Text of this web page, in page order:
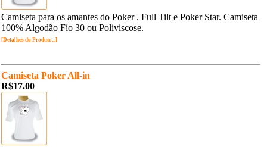
Camiseta para os amantes do Poker . Full Tilt e Poker Star. Camiseta
100% Algodão Fio 30 ou Poliviscose.
[Detalhes do Produto...]
Camiseta Poker All-in
R$17.00